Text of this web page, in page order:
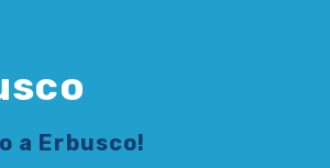
a Erbusco!